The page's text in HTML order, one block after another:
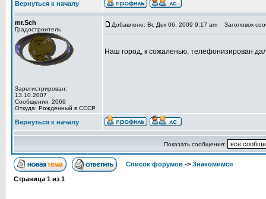
Вернуться к началу
mr.Sch
Градостроитель
Зарегистрирован:
13.10.2007
Сообщения: 2069
Откуда: Рожденный в СССР
Добавлено: Вс Дек 06, 2009 9:17 am Заголовок
Наш город, к сожаленью, телефонизирован
Вернуться к началу
Показать сообщения:
Список форумов -> Знакомимся
Страница 1 из 1